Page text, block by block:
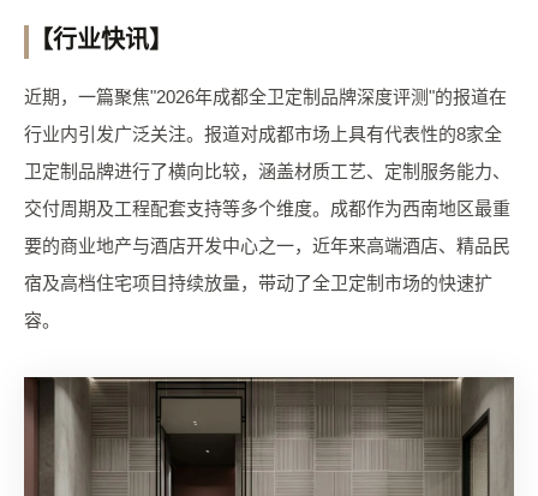
【行业快讯】
近期，一篇聚焦"2026年成都全卫定制品牌深度评测"的报道在
行业内引发广泛关注。报道对成都市场上具有代表性的8家全
卫定制品牌进行了横向比较，涵盖材质工艺、定制服务能力、
交付周期及工程配套支持等多个维度。成都作为西南地区最重
要的商业地产与酒店开发中心之一，近年来高端酒店、精品民
宿及高档住宅项目持续放量，带动了全卫定制市场的快速扩
容。